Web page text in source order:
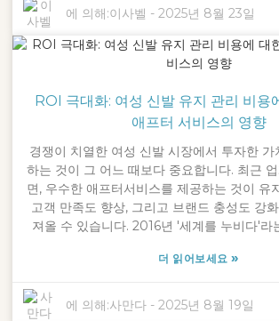
비며' 나아갈 수 있도록 돕는다는 목표로 사업
늘날까지도 그 목표를 유지하고 있습니다. 어
한 남성용 클로그를 찾는 것이 얼마나 중요
다. 주말에 편안하게 신을 수 있는 클로그를
에게 맞는 클로그를 아는 것이 가장 중요합니
러분이 번거로움 없이 여러분의 스타일과 라
가이드를 만들었습니다. 이를 개인 체크리스
됩니다.
에 의해:이사벨 -2025년 8월 23일
ROI 극대화: 여성 신발 유지 관리 비용
애프터 서비스의 영향
경쟁이 치열한 여성 신발 시장에서 투자한 가
하는 것이 그 어느 때보다 중요합니다. 최근
면, 우수한 애프터서비스를 제공하는 것이 유
고객 만족도 향상, 그리고 브랜드 충성도 강
져올 수 있습니다. 2016년 '세계를 누비다'라
체와의 협력을 통해 놀라운 성과를 거둘 수 있
30%, 수리 문제는 최대 50%까지 감소할 수
더 읽어보세요»
에 의해:사만다 -2025년 8월 19일